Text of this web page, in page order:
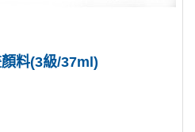
料(3級/37ml)